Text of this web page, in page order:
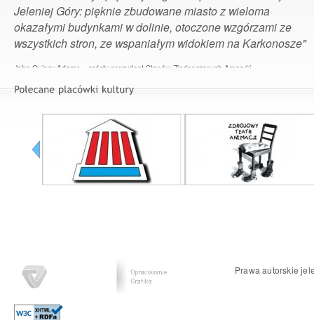
Jeleniej Góry: pięknie zbudowane miasto z wieloma
okazałymi budynkami w dolinie, otoczone wzgórzami ze
wszystkich stron, ze wspaniałym widokiem na Karkonosze"
John Quincy Adams – szósty prezydent Stanów Zjednoczonych Ameryki
Prawa autorskie